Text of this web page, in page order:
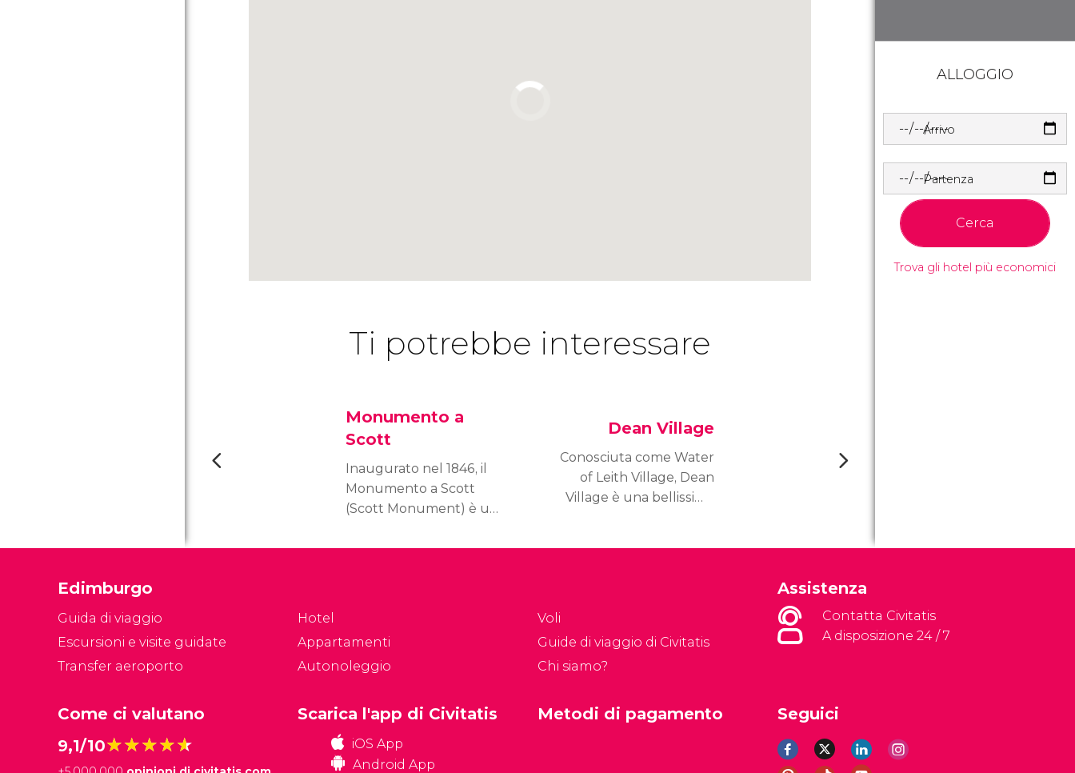
Ti potrebbe interessare
Monumento a
Scott
Inaugurato nel 1846, il
Monumento a Scott
(Scott Monument) è una
gotico eretta in onore
monumenti dedicati a
uno scrittore.
Dean Village
Conosciuta come Water
of Leith Village, Dean
Village è una bellissima
ALLOGGIO
Arrivo
Partenza
Cerca
Trova gli hotel più economici
Edimburgo
Guida di viaggio
Escursioni e visite guidate
Transfer aeroporto
Hotel
Appartamenti
Autonoleggio
Voli
Guide di viaggio di Civitatis
Chi siamo?
Assistenza
Contatta Civitatis
A disposizione 24 / 7
Come ci valutano
9,1/10★★★★★
★★★★★
Seguici
Scarica l'app di Civitatis
iOS App
Android App
Metodi di pagamento